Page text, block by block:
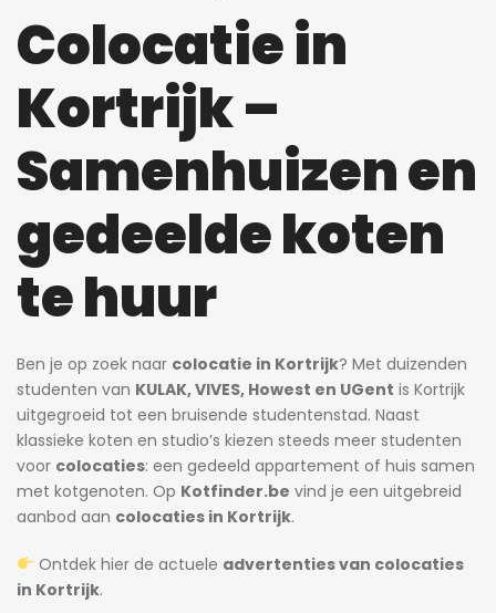
Colocatie in
Kortrijk –
Samenhuizen en
gedeelde koten
te huur
Ben je op zoek naar colocatie in Kortrijk? Met duizenden
studenten van KULAK, VIVES, Howest en UGent is Kortrijk
uitgegroeid tot een bruisende studentenstad. Naast
klassieke koten en studio’s kiezen steeds meer studenten
voor colocaties: een gedeeld appartement of huis samen
met kotgenoten. Op Kotfinder.be vind je een uitgebreid
aanbod aan colocaties in Kortrijk.
Ontdek hier de actuele advertenties van colocaties
in Kortrijk.
Heidi
ago
Prachtige studio met balkon voor 1 student(e)!
Heidi
3 dagen ago
Prachtige kamer met eigen sanitair.
595€ 530€